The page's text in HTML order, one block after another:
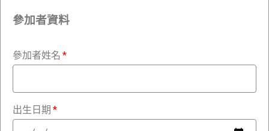
參加者資料
參加者姓名
出生日期